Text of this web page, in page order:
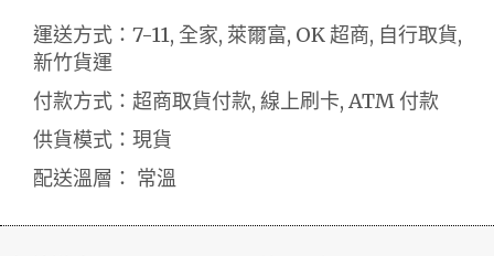
運送方式：7-11, 全家, 萊爾富, OK 超商, 自行取貨,
新竹貨運
付款方式：超商取貨付款, 線上刷卡, ATM 付款
供貨模式：現貨
配送溫層： 常溫